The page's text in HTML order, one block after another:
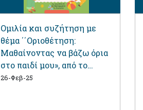
Ομιλία και συζήτηση με
θέμα ΄΄Οριοθέτηση:
Μαθαίνοντας να βάζω όρια
στο παιδί μου», από το
Κέντρο Πρόληψης ”ΗΛΙΟΣ”
26-Φεβ-25